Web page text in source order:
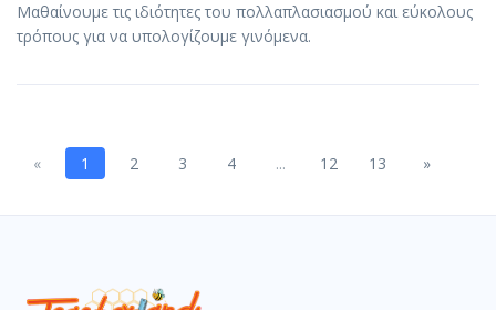
Μαθαίνουμε τις ιδιότητες του πολλαπλασιασμού και εύκολους
τρόπους για να υπολογίζουμε γινόμενα.
«Previous
1 2 3 4 ... 12 13 »Next